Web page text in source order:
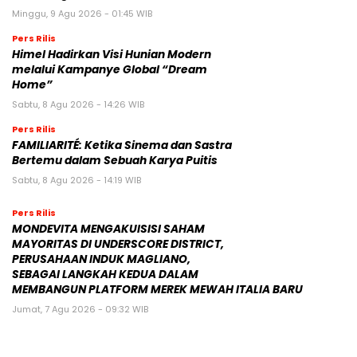
Minggu, 9 Agu 2026 - 01:45 WIB
Pers Rilis
Himel Hadirkan Visi Hunian Modern
melalui Kampanye Global “Dream
Home”
Sabtu, 8 Agu 2026 - 14:26 WIB
Pers Rilis
FAMILIARITÉ: Ketika Sinema dan Sastra
Bertemu dalam Sebuah Karya Puitis
Sabtu, 8 Agu 2026 - 14:19 WIB
Pers Rilis
MONDEVITA MENGAKUISISI SAHAM
MAYORITAS DI UNDERSCORE DISTRICT,
PERUSAHAAN INDUK MAGLIANO,
SEBAGAI LANGKAH KEDUA DALAM
MEMBANGUN PLATFORM MEREK MEWAH ITALIA BARU
Jumat, 7 Agu 2026 - 09:32 WIB